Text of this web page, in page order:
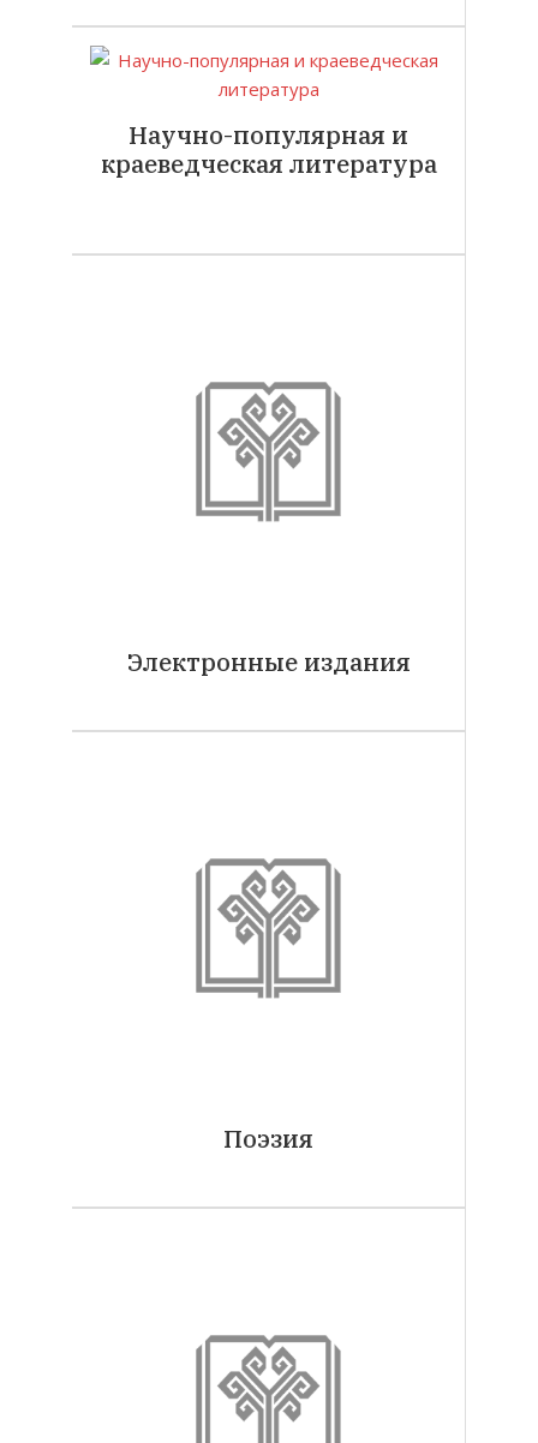
Научно-популярная и
краеведческая литература
Электронные издания
Поэзия